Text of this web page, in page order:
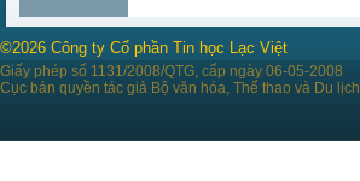
©2026 Công ty Cổ phần Tin học Lạc Việt
Giấy phép số 1131/2008/QTG, cấp ngày 06-05-2008
Cục bản quyền tác giả Bộ văn hóa, Thể thao và Du lịch